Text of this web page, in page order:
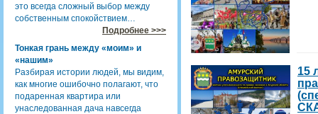
это всегда сложный выбор между
собственным спокойствием…
Подробнее >>>
Тонкая грань между «моим» и
«нашим»
Разбирая истории людей, мы видим,
как многие ошибочно полагают, что
подаренная квартира или
унаследованная дача навсегда
15